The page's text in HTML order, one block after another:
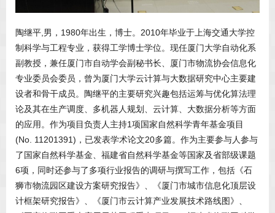
陶继平,男，1980年出生，博士。2010年毕业于上海交通大学控
制科学与工程专业，获得工学博士学位。现任厦门大学自动化系
副教授，兼任厦门市自动学会副秘书长、厦门市物流协会信息化
专业委员会委员，曾为厦门大学云计算与大数据研究中心主要建
设者和骨干成员。陶继平的主要研究兴趣包括运筹与优化算法理
论及其在生产调度、多机器人规划、云计算、大数据分析等方面
的应用。作为项目负责人主持1项国家自然科学青年基金项目
(No. 11201391)，已发表学术论文20多篇。作为主要参与人参与
了国家自然科学基金、福建省自然科学基金等国家及省部级课题
6项，同时还参与了多项行业报告的调研与撰写工作，包括《石
狮市物流园区建设方案研究报告》、《厦门市城市信息化顶层设
计框架研究报告》、《厦门市云计算产业发展技术路线图》、